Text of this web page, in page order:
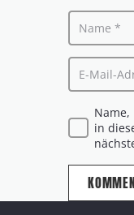
Name,
in